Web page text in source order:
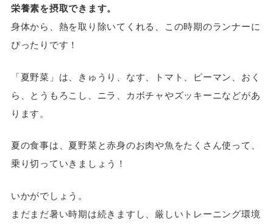
栄養素を摂取できます。
身体から、熱を取り除いてくれる、この時期のランナーに
ぴったりです！
「夏野菜」は、きゅうり、なす、トマト、ピーマン、おく
ら、とうもろこし、ニラ、カボチャやズッキーニなどがあ
ります。
夏の食事は、夏野菜と赤身のお肉や魚をたくさん使って、
乗り切っていきましょう！
いかがでしょう。
まだまだ暑い時期は続きますし、厳しいトレーニング環境